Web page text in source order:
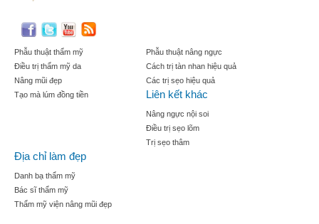
Phẫu thuật thẩm mỹ
Điều trị thẩm mỹ da
Nâng mũi đẹp
Tạo mà lúm đồng tiền
Phẫu thuật nâng ngực
Cách trị tàn nhan hiệu quả
Các trị sẹo hiệu quả
Liên kết khác
Nâng ngực nội soi
Điều trị sẹo lõm
Trị sẹo thâm
Địa chỉ làm đẹp
Danh bạ thẩm mỹ
Bác sĩ thẩm mỹ
Thẩm mỹ viện nâng mũi đẹp